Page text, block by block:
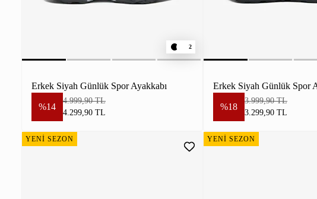
2
Erkek Siyah Günlük Spor Ayakkabı
%14
4.999,90 TL
4.299,90 TL
Erkek Siyah Günlük Spor
%18
3.999,90 TL
3.299,90 TL
YENİ SEZON YENİ SEZON